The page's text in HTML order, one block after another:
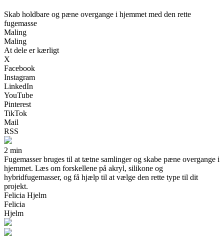
Skab holdbare og pæne overgange i hjemmet med den rette
fugemasse
Maling
Maling
At dele er kærligt
X
Facebook
Instagram
LinkedIn
YouTube
Pinterest
TikTok
Mail
RSS
2 min
Fugemasser bruges til at tætne samlinger og skabe pæne overgange i
hjemmet. Læs om forskellene på akryl, silikone og
hybridfugemasser, og få hjælp til at vælge den rette type til dit
projekt.
Felicia Hjelm
Felicia
Hjelm